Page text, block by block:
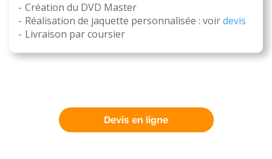
Création du DVD Master
Réalisation de jaquette personnalisée : voirdevis
Livraison par coursier
Devis en ligne